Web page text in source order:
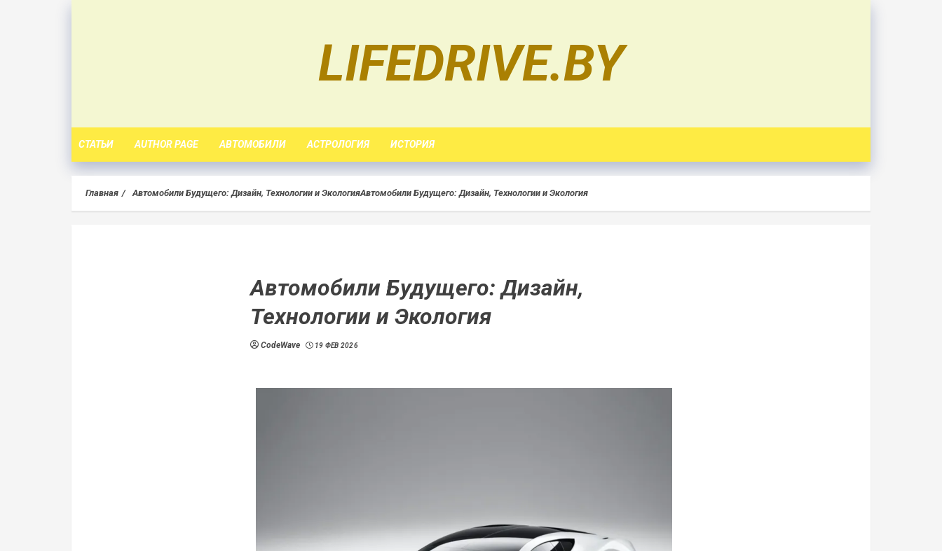
LIFEDRIVE.BY
СТАТЬИ AUTHOR PAGE АВТОМОБИЛИ АСТРОЛОГИЯ ИСТОРИЯ
Главная Автомобили Будущего: Дизайн, Технологии и ЭкологияАвтомобили Будущего: Дизайн, Технологии и Экология
Автомобили Будущего: Дизайн,
Технологии и Экология
CodeWave 19 ФЕВ 2026